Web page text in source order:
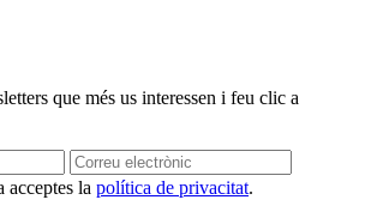
que més us interessen i feu clic a
acceptes la política de privacitat.